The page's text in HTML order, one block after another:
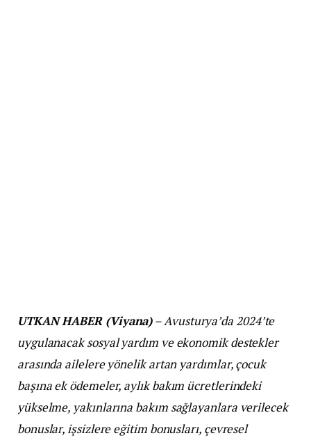
UTKAN HABER (Viyana)– Avusturya’da 2024’te
uygulanacak sosyal yardım ve ekonomik destekler
arasında ailelere yönelik artan yardımlar, çocuk
başına ek ödemeler, aylık bakım ücretlerindeki
yükselme, yakınlarına bakım sağlayanlara verilecek
bonuslar, işsizlere eğitim bonusları, çevresel